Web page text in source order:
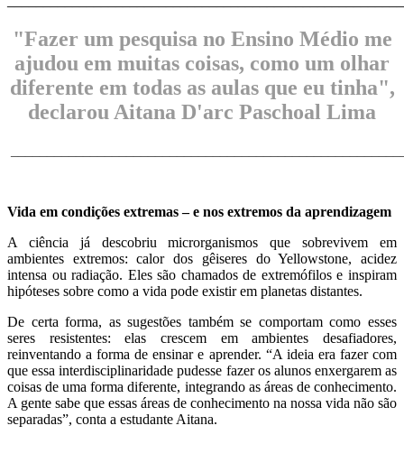
"Fazer um pesquisa no Ensino Médio me
ajudou em muitas coisas, como um olhar
diferente em todas as aulas que eu tinha",
declarou Aitana D'arc Paschoal Lima
Vida em condições extremas – e nos extremos da aprendizagem
A ciência já descobriu microrganismos que sobrevivem em
ambientes extremos: calor dos gêiseres do Yellowstone, acidez
intensa ou radiação. Eles são chamados de extremófilos e inspiram
hipóteses sobre como a vida pode existir em planetas distantes.
De certa forma, as sugestões também se comportam como esses
seres resistentes: elas crescem em ambientes desafiadores,
reinventando a forma de ensinar e aprender. “A ideia era fazer com
que essa interdisciplinaridade pudesse fazer os alunos enxergarem as
coisas de uma forma diferente, integrando as áreas de conhecimento.
A gente sabe que essas áreas de conhecimento na nossa vida não são
separadas”, conta a estudante Aitana.